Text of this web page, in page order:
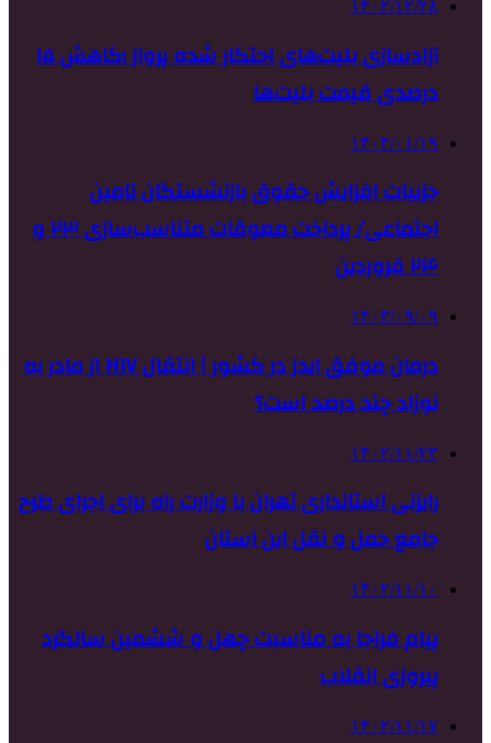
۱۴۰۲/۱۲/۲۸
آزادسازی بلیت‌های احتکار شده پرواز ؛کاهش ۱۵
درصدی قیمت بلیت‌ها
۱۴۰۴/۰۱/۱۹
جزییات افزایش حقوق بازنشستگان تامین
اجتماعی/ پرداخت معوقات متناسب‌سازی ۲۳ و
۲۴ فروردین
۱۴۰۳/۰۹/۰۹
درمان موفق ایدز در کشور | انتقال HIV از مادر به
نوزاد چند درصد است؟
۱۴۰۲/۱۱/۲۳
رایزنی استانداری تهران با وزارت راه برای اجرای طرح
جامع حمل و نقل این استان
۱۴۰۲/۱۱/۱۰
پیام فراجا به مناسبت چهل و ششمین سالگرد
پیروزی انقلاب
۱۴۰۲/۱۱/۱۷